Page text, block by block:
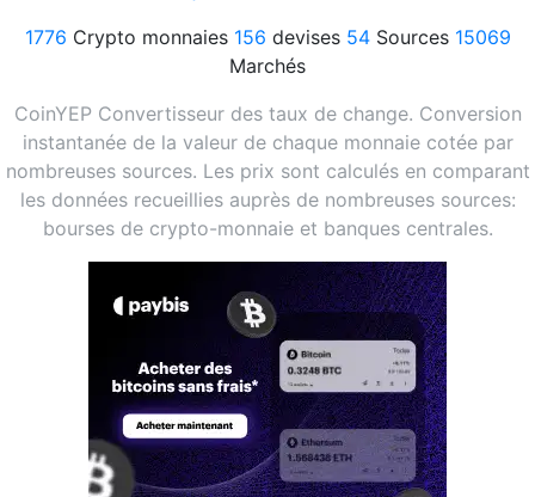
1776 Crypto monnaies 156 devises 54Sources 15069
Marchés
CoinYEP Convertisseur des taux de change. Conversion
instantanée de la valeur de chaque monnaie cotée par
nombreuses sources. Les prix sont calculés en comparant
les données recueillies auprès de nombreuses sources:
bourses de crypto-monnaie et banques centrales.